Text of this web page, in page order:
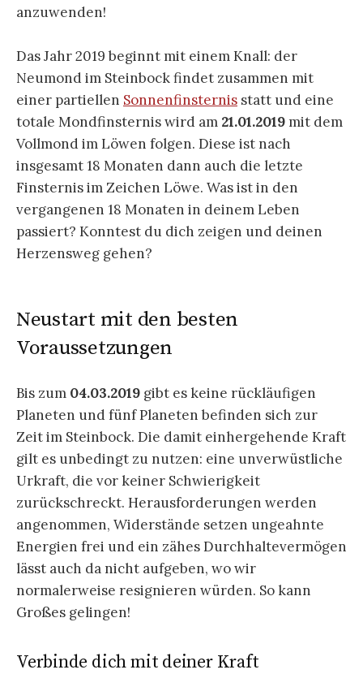
anzuwenden!
Das Jahr 2019 beginnt mit einem Knall: der
Neumond im Steinbock findet zusammen mit
einer partiellen Sonnenfinsternis statt und eine
totale Mondfinsternis wird am 21.01.2019 mit dem
Vollmond im Löwen folgen. Diese ist nach
insgesamt 18 Monaten dann auch die letzte
Finsternis im Zeichen Löwe. Was ist in den
vergangenen 18 Monaten in deinem Leben
passiert? Konntest du dich zeigen und deinen
Herzensweg gehen?
Neustart mit den besten
Voraussetzungen
Bis zum 04.03.2019 gibt es keine rückläufigen
Planeten und fünf Planeten befinden sich zur
Zeit im Steinbock. Die damit einhergehende Kraft
gilt es unbedingt zu nutzen: eine unverwüstliche
Urkraft, die vor keiner Schwierigkeit
zurückschreckt. Herausforderungen werden
angenommen, Widerstände setzen ungeahnte
Energien frei und ein zähes Durchhaltevermögen
lässt auch da nicht aufgeben, wo wir
normalerweise resignieren würden. So kann
Großes gelingen!
Verbinde dich mit deiner Kraft